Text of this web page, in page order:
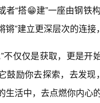
者“搭😁建”一座由钢铁
锵”建立更深层次的连
不仅仅是获取，更是
鼓励你去探索，去发
生活中，去点燃你内心